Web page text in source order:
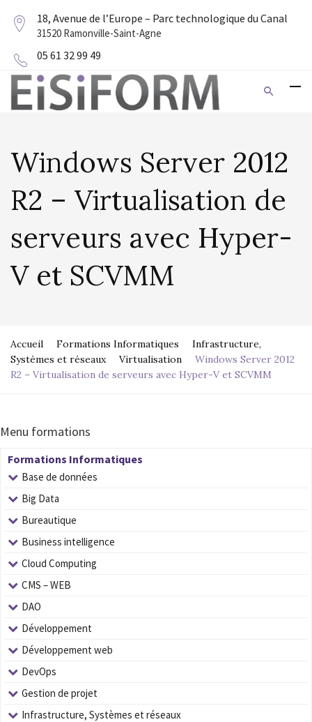
18, Avenue de l’Europe – Parc technologique du Canal
31520 Ramonville-Saint-Agne
05 61 32 99 49
Windows Server 2012
R2 – Virtualisation de
serveurs avec Hyper-
V et SCVMM
Accueil Formations Informatiques
Infrastructure,
Systèmes et réseaux
Virtualisation
Windows Server 2012
R2 – Virtualisation de serveurs avec Hyper-V et SCVMM
Menu formations
Formations Informatiques
Base de données
Big Data
Bureautique
Business intelligence
Cloud Computing
CMS – WEB
DAO
Développement
Développement web
DevOps
Gestion de projet
Infrastructure, Systèmes et réseaux